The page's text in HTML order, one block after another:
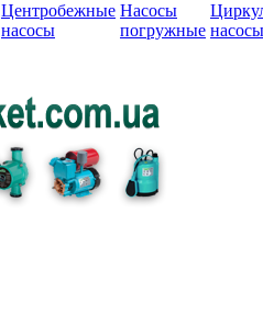
Центробежные
насосы
Насосы
погружные насосы